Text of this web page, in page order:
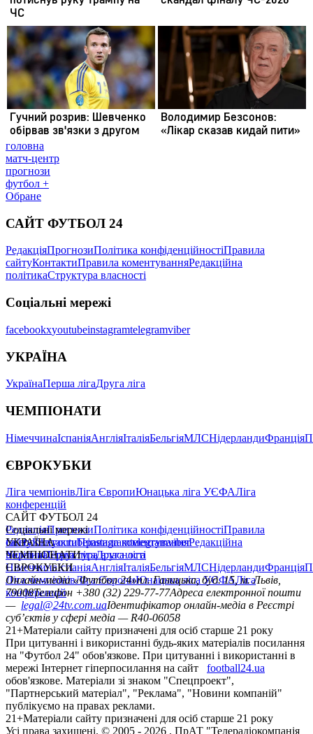
головна
матч-центр
прогнози
футбол +
Обране
САЙТ ФУТБОЛ 24
РедакціяПрогнозиПолітика конфіденційностіПравила
сайтуКонтактиПравила коментуванняРедакційна
політикаСтруктура власності
Соціальні мережі
facebookxyoutubeinstagramtelegramviber
УКРАЇНА
УкраїнаПерша лігаДруга ліга
ЧЕМПІОНАТИ
НімеччинаІспаніяАнгліяІталіяБельгіяМЛСНідерландиФранція
ЄВРОКУБКИ
Ліга чемпіонівЛіга ЄвропиЮнацька ліга УЄФАЛіга
конференцій
САЙТ ФУТБОЛ 24
РедакціяПрогнозиПолітика конфіденційностіПравила
сайтуКонтактиПравила коментуванняРедакційна
політикаСтруктура власності
Соціальні мережі
facebookxyoutubeinstagramtelegramviber
УКРАЇНА
УкраїнаПерша лігаДруга ліга
ЧЕМПІОНАТИ
НімеччинаІспаніяАнгліяІталіяБельгіяМЛСНідерландиФранція
ЄВРОКУБКИ
Ліга чемпіонівЛіга ЄвропиЮнацька ліга УЄФАЛіга
конференцій
Онлайн-медіа «Футбол 24»пл. Галицька, буд. 15, м. Львів,
79008Телефон +380 (32) 229-77-77Адреса електронної пошти
— legal@24tv.com.uaІдентифікатор онлайн-медіа в Реєстрі
суб’єктів у сфері медіа — R40-06058
21+Матеріали сайту призначені для осіб старше 21 року
При цитуванні і використанні будь-яких матеріалів посилання
на "Футбол 24" обов'язкове. При цитуванні і використанні в
мережі Інтернет гіперпосилання на сайт
football24.ua
обов'язкове. Матеріали зі знаком "Спецпроект",
"Партнерський матеріал", "Реклама", "Новини компаній"
публікуємо на правах реклами.
21+Матеріали сайту призначені для осіб старше 21 року
Усi права захищенi. © 2005 - 2026 , ПрАТ "Телерадіокомпанія